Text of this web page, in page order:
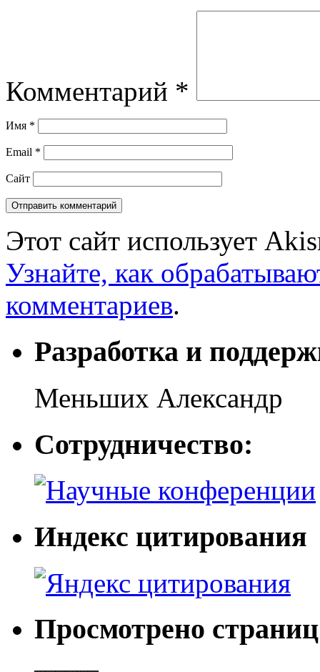
Комментарий *
Имя *
Email *
Сайт
Этот сайт использует
Узнайте, как
комментариев.
Разработка и
Меньших Александр
Сотрудничество:
Индекс цитирования
Просмотрено